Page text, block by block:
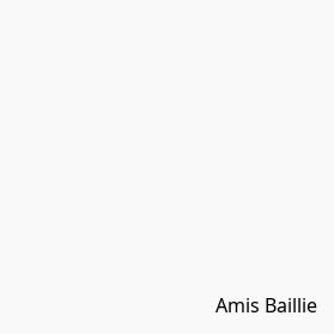
Amis Baillie